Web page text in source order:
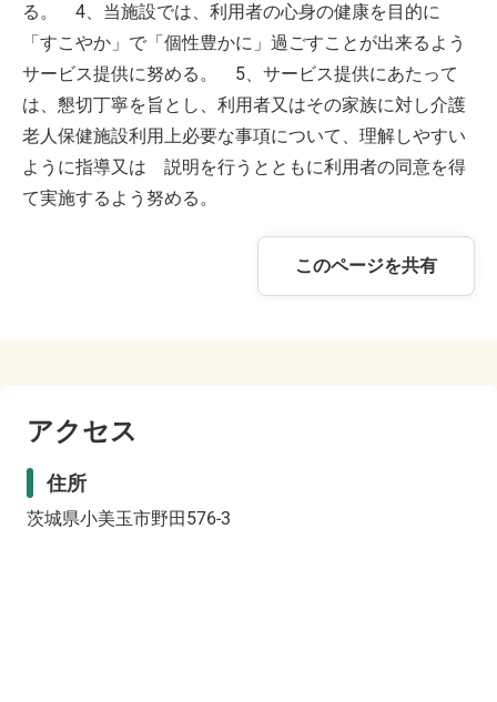
る。 4、当施設では、利用者の心身の健康を目的に
「すこやか」で「個性豊かに」過ごすことが出来るよう
サービス提供に努める。 5、サービス提供にあたって
は、懇切丁寧を旨とし、利用者又はその家族に対し介護
老人保健施設利用上必要な事項について、理解しやすい
ように指導又は 説明を行うとともに利用者の同意を得
て実施するよう努める。
このページを共有
アクセス
住所
茨城県小美玉市野田576-3